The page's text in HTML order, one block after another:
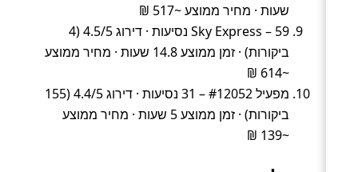
שעות · מחיר ממוצע ~517 ₪
Sky Express – 59 נסיעות · דירוג 4.5/5 (4
ביקורות) · זמן ממוצע 14.8 שעות · מחיר ממוצע
~614 ₪
מפעיל #12052 – 31 נסיעות · דירוג 4.4/5 (155
ביקורות) · זמן ממוצע 5 שעות · מחיר ממוצע
~139 ₪